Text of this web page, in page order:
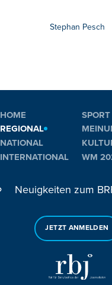
Stephan Pesch
HOME
REGIONAL
NATIONAL
INTERNATIONAL
SPORT
WM
Neuigkeiten zum
JETZT ANMELDEN